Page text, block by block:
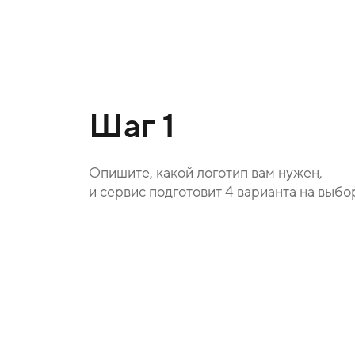
Шаг 1
Опишите, какой логотип вам нужен,
и сервис подготовит 4 варианта на